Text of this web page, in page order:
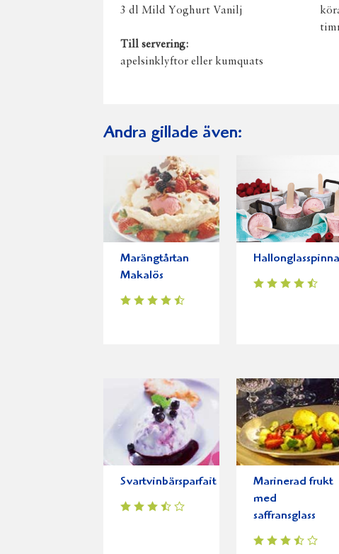
3 dl Mild Yoghurt Vanilj
Till servering:
apelsinklyftor eller kumquats
Andra gillade även:
Marängtårtan
Makalös
Svartvinbärsparfait
Marinerad frukt
med
saffransglass